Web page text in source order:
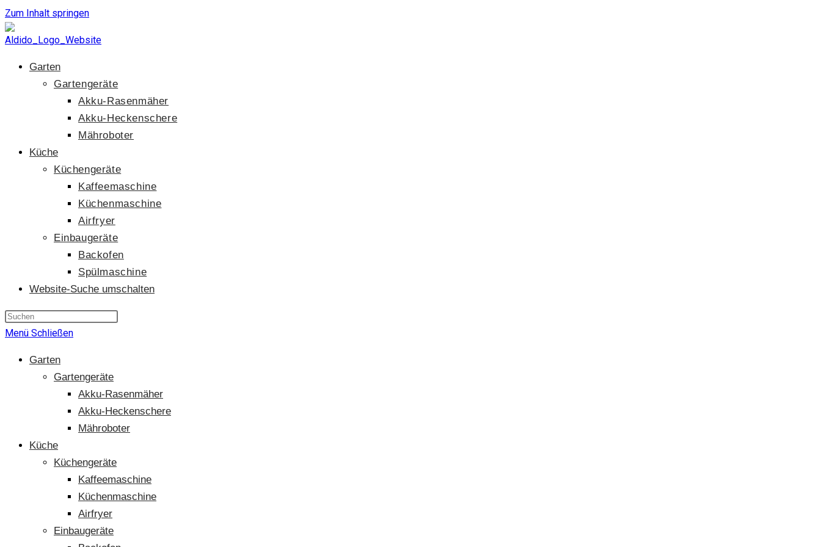
Zum Inhalt springen
Garten
Gartengeräte
Akku-Rasenmäher
Akku-Heckenschere
Mähroboter
Küche
Küchengeräte
Kaffeemaschine
Küchenmaschine
Airfryer
Einbaugeräte
Backofen
Spülmaschine
Website-Suche umschalten
Menü Schließen
Garten
Gartengeräte
Akku-Rasenmäher
Akku-Heckenschere
Mähroboter
Küche
Küchengeräte
Kaffeemaschine
Küchenmaschine
Airfryer
Einbaugeräte